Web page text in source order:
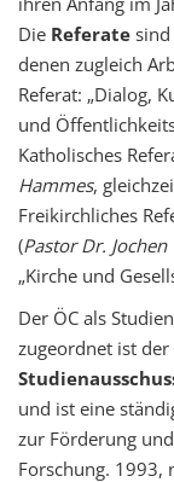
Die Referate
denen zugleich
Referat: „Dialog,
und
Katholisches
Hammes,
Freikirchliches
(Pastor Dr. Jochen
„Kirche und
Der ÖC als
zugeordnet ist der
und ist eine
zur Förderung
Forschung. 1993,